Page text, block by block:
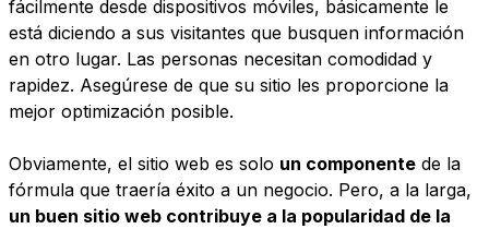
fácilmente desde dispositivos móviles, básicamente le
está diciendo a sus visitantes que busquen información
en otro lugar. Las personas necesitan comodidad y
rapidez. Asegúrese de que su sitio les proporcione la
mejor optimización posible.
Obviamente, el sitio web es solo un componente de la
fórmula que traería éxito a un negocio. Pero, a la larga,
un buen sitio web contribuye a la popularidad de la